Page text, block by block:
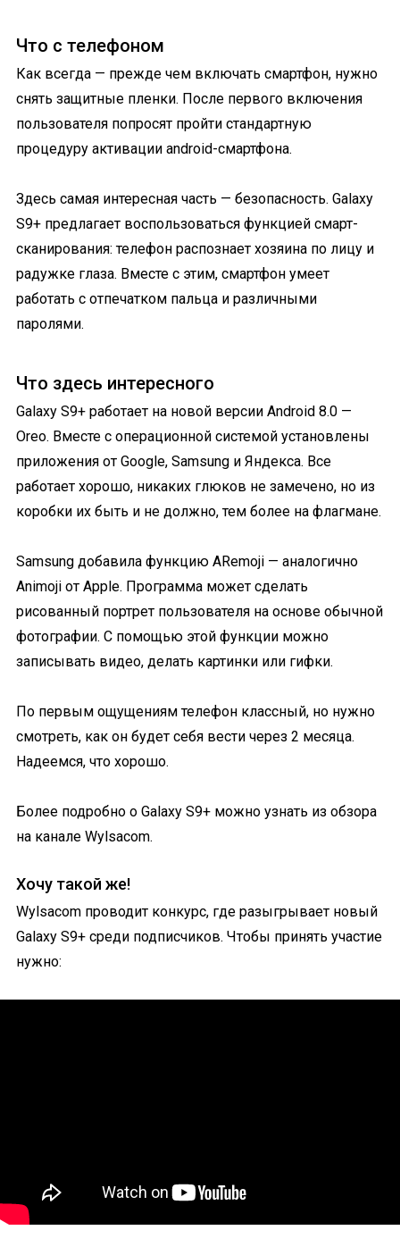
Что с телефоном
Как всегда — прежде чем включать смартфон, нужно
снять защитные пленки. После первого включения
пользователя попросят пройти стандартную
процедуру активации android-смартфона.
Здесь самая интересная часть — безопасность. Galaxy
S9+ предлагает воспользоваться функцией смарт-
сканирования: телефон распознает хозяина по лицу и
радужке глаза. Вместе с этим, смартфон умеет
работать с отпечатком пальца и различными
паролями.
Что здесь интересного
Galaxy S9+ работает на новой версии Android 8.0 —
Oreo. Вместе с операционной системой установлены
приложения от Google, Samsung и Яндекса. Все
работает хорошо, никаких глюков не замечено, но из
коробки их быть и не должно, тем более на флагмане.
Samsung добавила функцию ARemoji — аналогично
Animoji от Apple. Программа может сделать
рисованный портрет пользователя на основе обычной
фотографии. С помощью этой функции можно
записывать видео, делать картинки или гифки.
По первым ощущениям телефон классный, но нужно
смотреть, как он будет себя вести через 2 месяца.
Надеемся, что хорошо.
Более подробно о Galaxy S9+ можно узнать из обзора
на канале Wylsacom.
Хочу такой же!
Wylsacom проводит конкурс, где разыгрывает новый
Galaxy S9+ среди подписчиков. Чтобы принять участие
нужно: